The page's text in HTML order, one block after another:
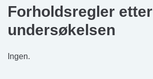
Forholdsregler etter
undersøkelsen
Ingen.